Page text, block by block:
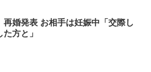
再婚発表 お相手は妊娠中「交際し
方と」